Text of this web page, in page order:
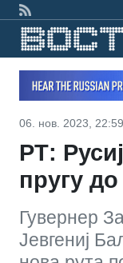
06. нов. 2023,
РТ:
пругу
Гувернер
Јевгениј